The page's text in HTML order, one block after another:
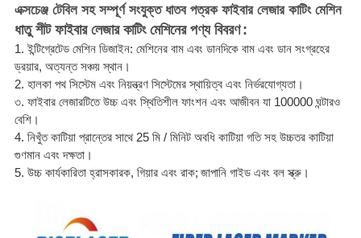
PRIVACY
POLICY
এক্সচেঞ্জ টেবিল সহ সম্পূর্ণ সংযুক্ত ধাতব পত্রক ফাইবার লেজার কাটিং মেশিন
ধাতু শীট ফাইবার লেজার কাটিং মেশিনের পণ্য বিবরণ:
1. ইন্টিগ্রেটেড মেশিন ডিজাইন: মেশিনের বাম এবং ডানদিকে বাম এবং ডান সংগ্রহের
ড্রয়ার, অত্যন্ত সঞ্চয় স্থান।
2. হালকা পথ সিস্টেম এবং নিয়ন্ত্রণ সিস্টেমের স্থায়িত্ব এবং নির্ভরযোগ্যতা।
৩. ফাইবার লেজারটিতে উচ্চ এবং স্থিতিশীল ফাংশন এবং আজীবন যা 100000 ঘন্টারও
বেশি।
4. নিখুঁত কাটিয়া প্রান্তের সাথে 25 মি / মিনিট অবধি কাটিয়া গতি সহ উচ্চতর কাটিয়া
গুণমান এবং দক্ষতা।
5. উচ্চ কার্যকারিতা হ্রাসকারক, গিয়ার এবং রাক; জাপানি গাইড এবং বল স্ক্রু।